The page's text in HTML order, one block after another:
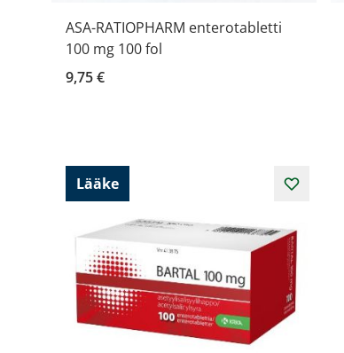
ASA-RATIOPHARM enterotabletti
100 mg 100 fol
9,75 €
Lääke